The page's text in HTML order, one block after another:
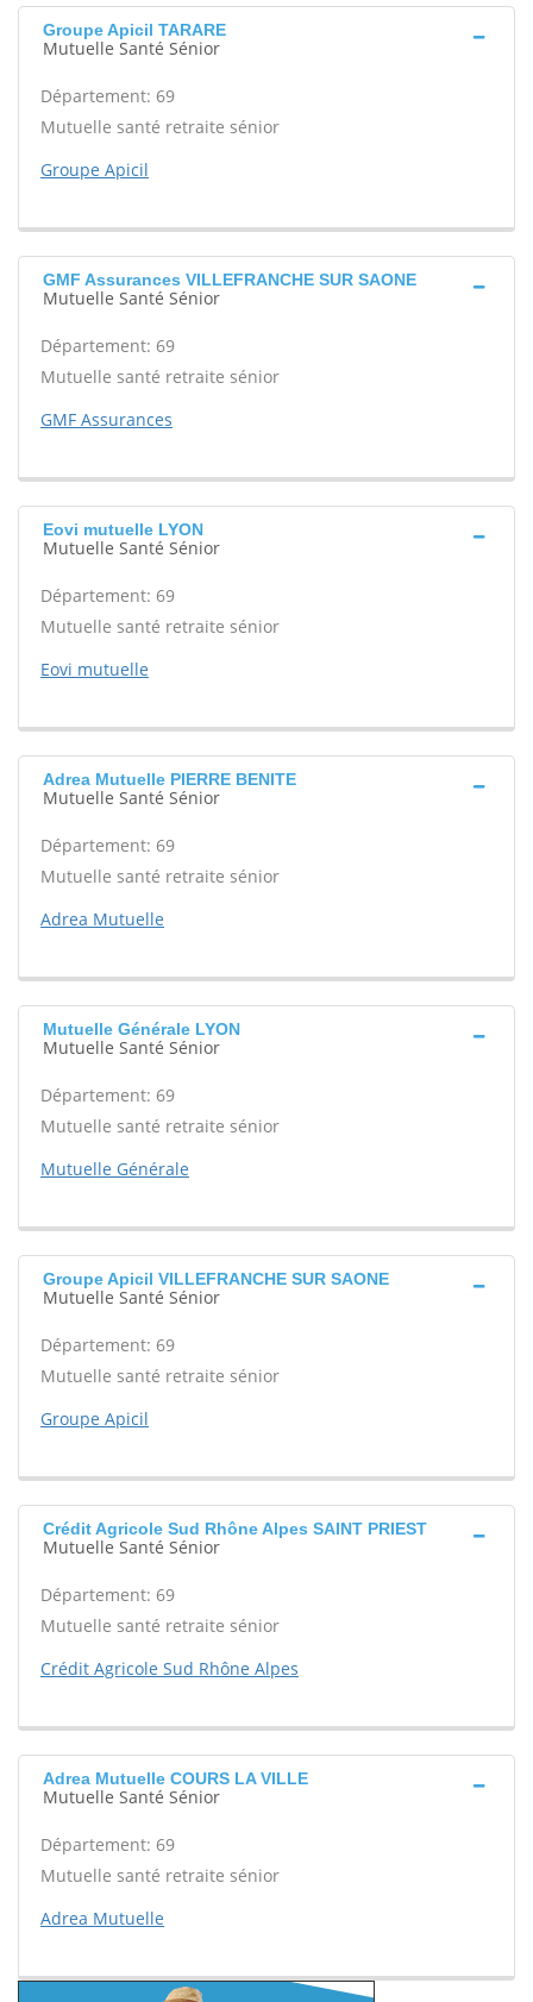
Groupe Apicil TARARE
Mutuelle Santé Sénior
Département: 69
Mutuelle santé retraite sénior
Groupe Apicil
GMF Assurances VILLEFRANCHE SUR SAONE
Mutuelle Santé Sénior
Département: 69
Mutuelle santé retraite sénior
GMF Assurances
Eovi mutuelle LYON
Mutuelle Santé Sénior
Département: 69
Mutuelle santé retraite sénior
Eovi mutuelle
Adrea Mutuelle PIERRE BENITE
Mutuelle Santé Sénior
Département: 69
Mutuelle santé retraite sénior
Adrea Mutuelle
Mutuelle Générale LYON
Mutuelle Santé Sénior
Département: 69
Mutuelle santé retraite sénior
Mutuelle Générale
Groupe Apicil VILLEFRANCHE SUR SAONE
Mutuelle Santé Sénior
Département: 69
Mutuelle santé retraite sénior
Groupe Apicil
Crédit Agricole Sud Rhône Alpes SAINT PRIEST
Mutuelle Santé Sénior
Département: 69
Mutuelle santé retraite sénior
Crédit Agricole Sud Rhône Alpes
Adrea Mutuelle COURS LA VILLE
Mutuelle Santé Sénior
Département: 69
Mutuelle santé retraite sénior
Adrea Mutuelle